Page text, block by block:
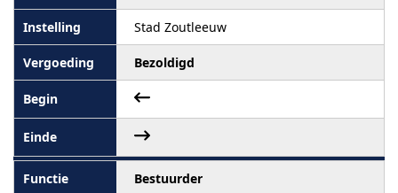
Stad Zoutleeuw
Bezoldigd
Bestuurder